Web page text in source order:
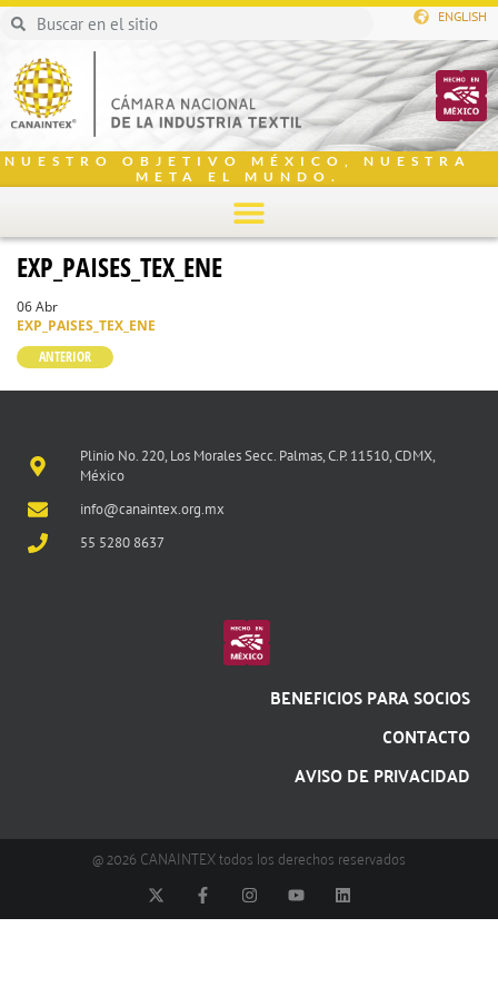
ENGLISH
NUESTRO OBJETIVO MÉXICO, NUESTRA
META EL MUNDO.
EXP_PAISES_TEX_ENE
06 Abr
EXP_PAISES_TEX_ENE
ANTERIOR
Plinio No. 220, Los Morales Secc. Palmas, C.P. 11510, CDMX,
México
info@canaintex.org.mx
55 5280 8637
BENEFICIOS PARA SOCIOS
CONTACTO
AVISO DE PRIVACIDAD
@ 2026 CANAINTEX todos los derechos reservados